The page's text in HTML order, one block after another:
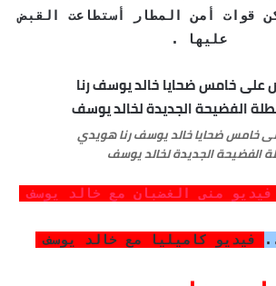
قوات أمن المطار أستطاعت القبض
عليها .
خامس ضحايا خالد يوسف رنا هويدي
الفضيحة الجديدة لخالد يوسف
فيديو منى الغضبان مع خالد يوسف
فيديو كاميليا مع خالد يوسف